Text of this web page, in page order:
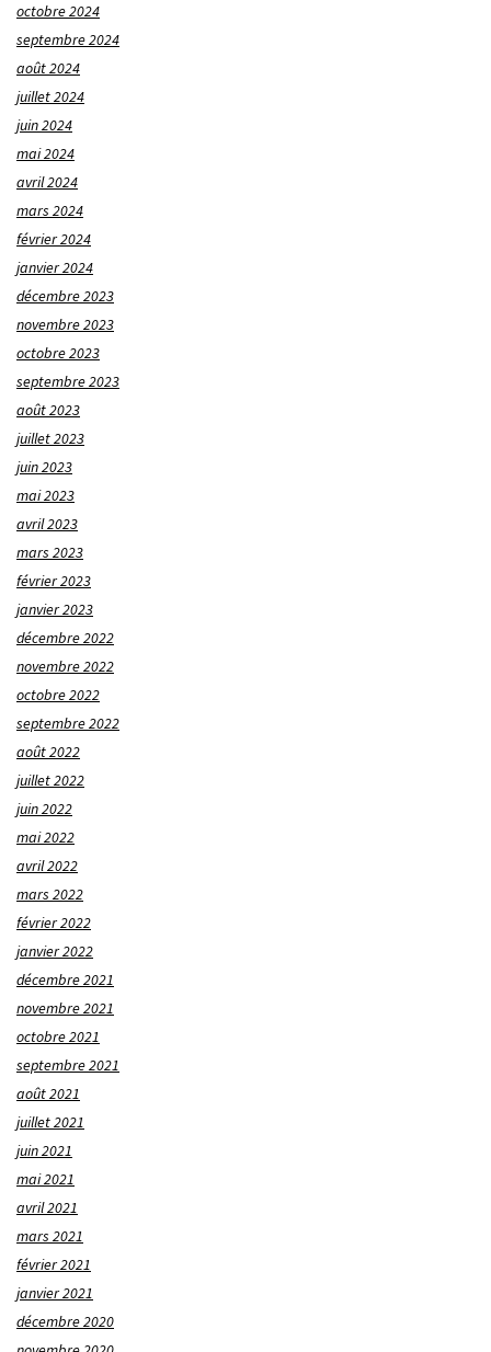
octobre 2024
septembre 2024
août 2024
juillet 2024
juin 2024
mai 2024
avril 2024
mars 2024
février 2024
janvier 2024
décembre 2023
novembre 2023
octobre 2023
septembre 2023
août 2023
juillet 2023
juin 2023
mai 2023
avril 2023
mars 2023
février 2023
janvier 2023
décembre 2022
novembre 2022
octobre 2022
septembre 2022
août 2022
juillet 2022
juin 2022
mai 2022
avril 2022
mars 2022
février 2022
janvier 2022
décembre 2021
novembre 2021
octobre 2021
septembre 2021
août 2021
juillet 2021
juin 2021
mai 2021
avril 2021
mars 2021
février 2021
janvier 2021
décembre 2020